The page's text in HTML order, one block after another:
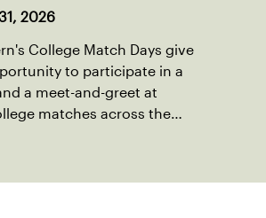
2026
College Match Days give
to participate in a
a meet-and-greet at
matches across the